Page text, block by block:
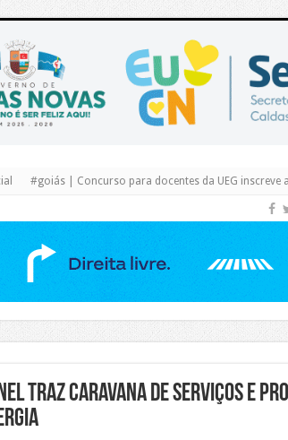
#goiás | Concurso para docentes da UEG inscreve
traz caravana de serviços e